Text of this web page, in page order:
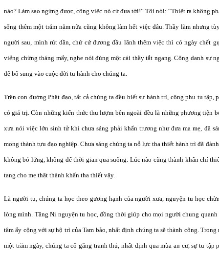
nào? Làm sao ngừng được, công việc nó cứ đưa tới!” Tôi nói: “Thiệt ra không
sống thêm một trăm năm nữa cũng không làm hết việc đâu. Thầy làm nhưng
người sau, mình rút dần, chứ cứ đương đầu lãnh thêm việc thì có ngày chết
viếng chừng tháng mấy, nghe nói đùng một cái thầy tắt ngang. Công danh sự
để bổ sung vào cuộc đời tu hành cho chúng ta.
Trên con đường Phật đạo, tất cả chúng ta đều biết sự hành trì, công phu tu tập,
có giá trị. Còn những kiến thức thu lượm bên ngoài đều là những phương tiện
xưa nói việc lớn sinh tử khi chưa sáng phải khẩn trương như đưa ma mẹ, đã
mong thành tựu đạo nghiệp. Chưa sáng chúng ta nỗ lực tha thiết hành trì đã
không bỏ lửng, không để thời gian qua suông. Lúc nào cũng thành khẩn chí
tang cho mẹ thật thành khẩn tha thiết vậy.
Là người tu, chúng ta học theo gương hạnh của người xưa, nguyện tu học
lòng mình. Tăng Ni nguyện tu học, đồng thời giúp cho mọi người chung
tâm ấy cộng với sự hộ trì của Tam bảo, nhất định chúng ta sẽ thành công.
một trăm ngày, chúng ta cố gắng tranh thủ, nhất định qua mùa an cư, sự tu